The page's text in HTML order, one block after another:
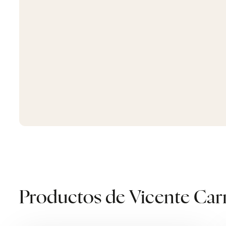
Productos de Vicente